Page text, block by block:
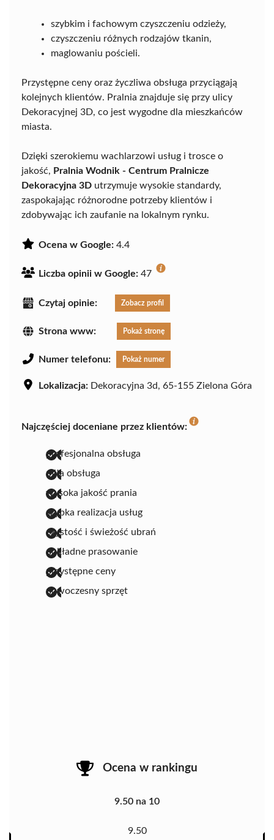
szybkim i fachowym czyszczeniu odzieży,
czyszczeniu różnych rodzajów tkanin,
maglowaniu pościeli.
Przystępne ceny oraz życzliwa obsługa przyciągają
kolejnych klientów. Pralnia znajduje się przy ulicy
Dekoracyjnej 3D, co jest wygodne dla mieszkańców
miasta.
Dzięki szerokiemu wachlarzowi usług i trosce o
jakość, Pralnia Wodnik - Centrum Pralnicze
Dekoracyjna 3D utrzymuje wysokie standardy,
zaspokajając różnorodne potrzeby klientów i
zdobywając ich zaufanie na lokalnym rynku.
Ocena w Google: 4.4
Liczba opinii w Google: 47
Czytaj opinie: Zobacz profil
Strona www: Pokaż stronę
Numer telefonu: Pokaż numer
Lokalizacja: Dekoracyjna 3d, 65-155 Zielona Góra
Najczęściej doceniane przez klientów:
profesjonalna obsługa
miła obsługa
wysoka jakość prania
szybka realizacja usług
czystość i świeżość ubrań
dokładne prasowanie
przystępne ceny
nowoczesny sprzęt
Ocena w rankingu
9.50 na 10
9.50